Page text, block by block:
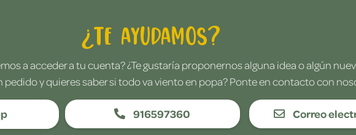
¿Te ayudamos?
a acceder a tu cuenta? ¿Te gustaría proponernos alguna idea o algún
pedido y quieres saber si todo va viento en popa? Ponte en contacto con
916597360 Correo